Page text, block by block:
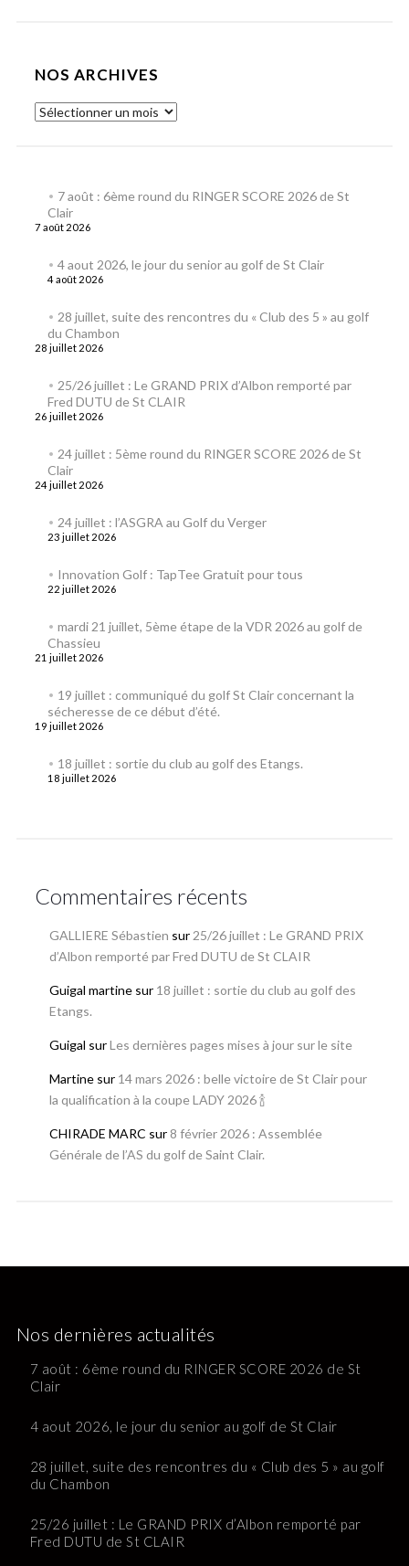
NOS ARCHIVES
7 août : 6ème round du RINGER SCORE 2026 de St
Clair
7 août 2026
4 aout 2026, le jour du senior au golf de St Clair
4 août 2026
28 juillet, suite des rencontres du « Club des 5 » au golf
du Chambon
28 juillet 2026
25/26 juillet : Le GRAND PRIX d’Albon remporté par
Fred DUTU de St CLAIR
26 juillet 2026
24 juillet : 5ème round du RINGER SCORE 2026 de St
Clair
24 juillet 2026
24 juillet : l’ASGRA au Golf du Verger
23 juillet 2026
Innovation Golf : TapTee Gratuit pour tous
22 juillet 2026
mardi 21 juillet, 5ème étape de la VDR 2026 au golf de
Chassieu
21 juillet 2026
19 juillet : communiqué du golf St Clair concernant la
sécheresse de ce début d’été.
19 juillet 2026
18 juillet : sortie du club au golf des Etangs.
18 juillet 2026
Commentaires récents
GALLIERE Sébastien sur 25/26 juillet : Le GRAND PRIX
d’Albon remporté par Fred DUTU de St CLAIR
Guigal martinesur 18 juillet : sortie du club au golf des
Etangs.
Guigal surLes dernières pages mises à jour sur le site
Martinesur 14 mars 2026 : belle victoire de St Clair pour
la qualification à la coupe LADY 2026 🍾
CHIRADE MARC sur 8 février 2026 : Assemblée
Générale de l’AS du golf de Saint Clair.
Nos dernières actualités
7 août : 6ème round du RINGER SCORE 2026 de St
Clair
4 aout 2026, le jour du senior au golf de St Clair
28 juillet, suite des rencontres du « Club des 5 » au golf
du Chambon
25/26 juillet : Le GRAND PRIX d’Albon remporté par
Fred DUTU de St CLAIR